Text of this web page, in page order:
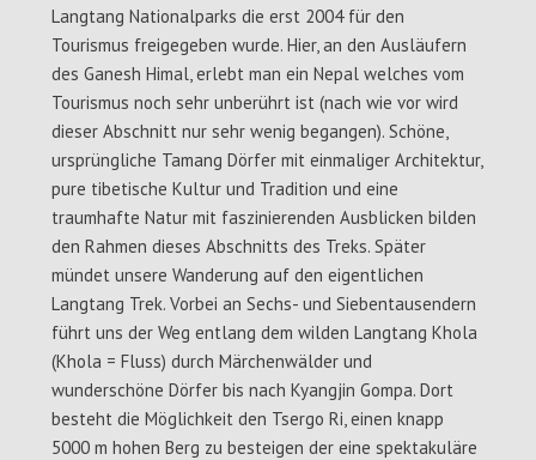
Langtang Nationalparks die erst 2004 für den
Tourismus freigegeben wurde. Hier, an den Ausläufern
des Ganesh Himal, erlebt man ein Nepal welches vom
Tourismus noch sehr unberührt ist (nach wie vor wird
dieser Abschnitt nur sehr wenig begangen). Schöne,
ursprüngliche Tamang Dörfer mit einmaliger Architektur,
pure tibetische Kultur und Tradition und eine
traumhafte Natur mit faszinierenden Ausblicken bilden
den Rahmen dieses Abschnitts des Treks. Später
mündet unsere Wanderung auf den eigentlichen
Langtang Trek. Vorbei an Sechs- und Siebentausendern
führt uns der Weg entlang dem wilden Langtang Khola
(Khola = Fluss) durch Märchenwälder und
wunderschöne Dörfer bis nach Kyangjin Gompa. Dort
besteht die Möglichkeit den Tsergo Ri, einen knapp
5000 m hohen Berg zu besteigen der eine spektakuläre